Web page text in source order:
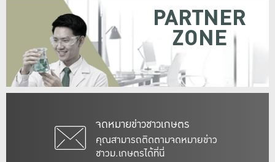
จดหมายข่าวชาวเกษตร
คุณสามารถติดตามจดหมายข่าว
ชาวม.เกษตรได้ที่นี่
PARTNER
ZONE